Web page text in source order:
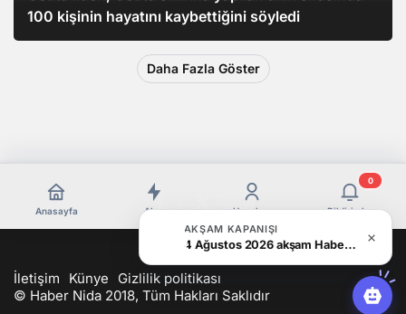
100 kişinin hayatını kaybettiğini söyledi
Daha Fazla Göster
AKŞAM KAPANIŞI
4 Ağustos 2026 akşam Haber Bülteni
Anasayfa Akış Hesabım Bildirimler
0
İletişim Künye
Gizlilik politikası
© Haber Nida 2018, Tüm Hakları Saklıdır